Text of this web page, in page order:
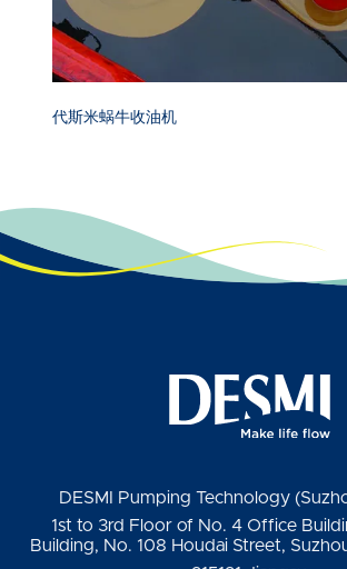
代斯米蜗牛收油机
DESMI Pumping Technology
1st to 3rd Floor of No. 4 Office
Building, No. 108 Houdai Street,